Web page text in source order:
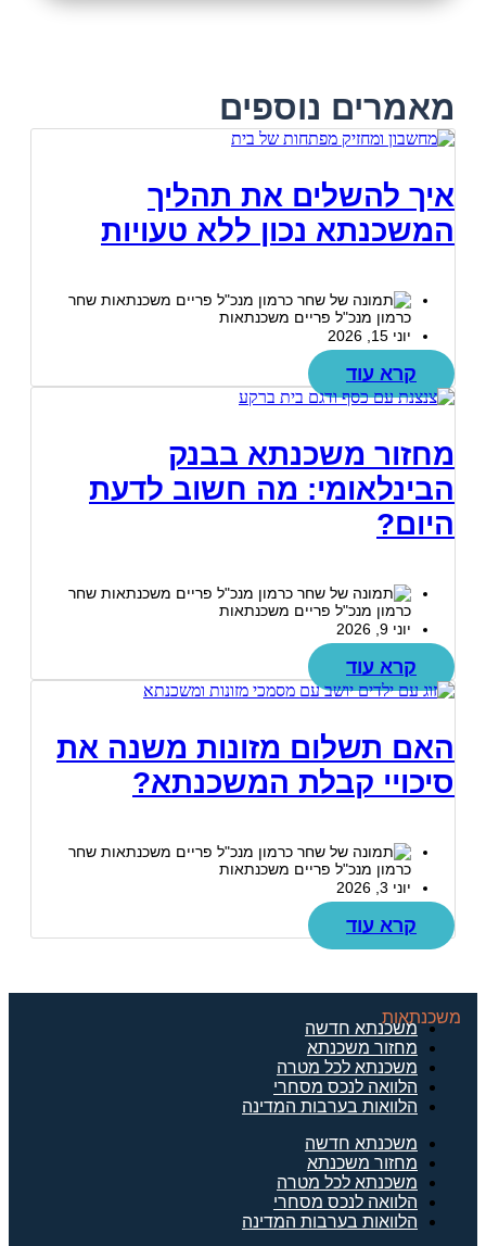
מאמרים נוספים
איך להשלים את תהליך
המשכנתא נכון ללא טעויות
שחר
כרמון מנכ"ל פריים משכנתאות
יוני 15, 2026
קרא עוד
מחזור משכנתא בבנק
הבינלאומי: מה חשוב לדעת
היום?
שחר
כרמון מנכ"ל פריים משכנתאות
יוני 9, 2026
קרא עוד
האם תשלום מזונות משנה את
סיכויי קבלת המשכנתא?
שחר
כרמון מנכ"ל פריים משכנתאות
יוני 3, 2026
קרא עוד
משכנתאות
משכנתא חדשה
מחזור משכנתא
משכנתא לכל מטרה
הלוואה לנכס מסחרי
הלוואות בערבות המדינה
משכנתא חדשה
מחזור משכנתא
משכנתא לכל מטרה
הלוואה לנכס מסחרי
הלוואות בערבות המדינה